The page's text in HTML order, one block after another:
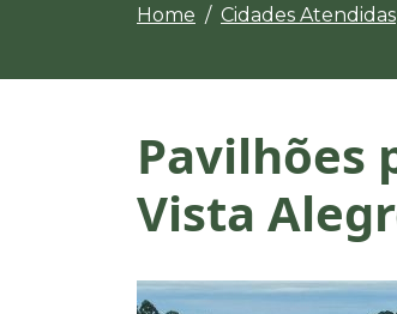
Home Cidades Atendidas
Pavilhões
Vista